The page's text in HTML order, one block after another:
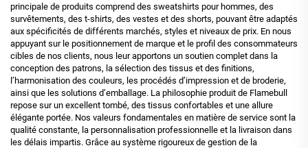
principale de produits comprend des sweatshirts pour hommes, des
survêtements, des t-shirts, des vestes et des shorts, pouvant être adaptés
aux spécificités de différents marchés, styles et niveaux de prix. En nous
appuyant sur le positionnement de marque et le profil des consommateurs
cibles de nos clients, nous leur apportons un soutien complet dans la
conception des patrons, la sélection des tissus et des finitions,
l’harmonisation des couleurs, les procédés d’impression et de broderie,
ainsi que les solutions d’emballage. La philosophie produit de Flamebull
repose sur un excellent tombé, des tissus confortables et une allure
élégante portée. Nos valeurs fondamentales en matière de service sont la
qualité constante, la personnalisation professionnelle et la livraison dans
les délais impartis. Grâce au système rigoureux de gestion de la